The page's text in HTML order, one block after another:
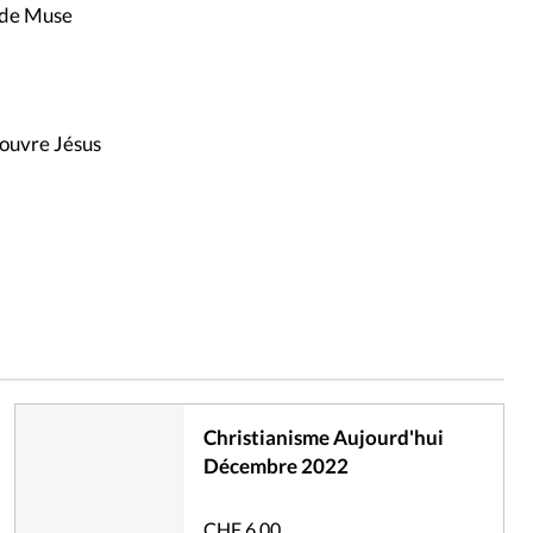
Muse
Jésus
Christianisme Aujourd'hui
Décembre 2022